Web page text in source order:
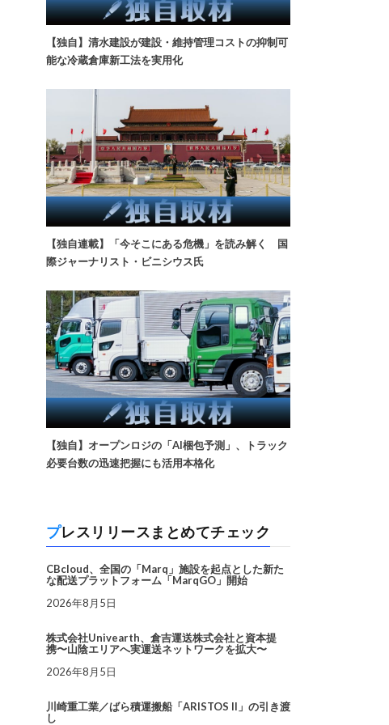
【独自】清水建設が建設・維持管理コストの抑制可
能な冷蔵倉庫新工法を実用化
【独自連載】「今そこにある危機」を読み解く 国
際ジャーナリスト・ビニシウス氏
【独自】オープンロジの「AI梱包予測」、トラック
必要台数の迅速把握にも活用本格化
プレスリリースまとめてチェック
CBcloud、全国の「Marq」施設を起点とした新た
な配送プラットフォーム「MarqGO」開始
2026年8月5日
株式会社Univearth、倉吉運送株式会社と資本提
携〜山陰エリアへ実運送ネットワークを拡大〜
2026年8月5日
川崎重工業／ばら積運搬船「ARISTOS II」の引き渡
し